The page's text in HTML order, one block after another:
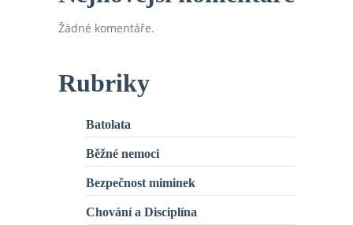
Žádné komentáře.
Rubriky
Batolata
Běžné nemoci
Bezpečnost miminek
Chování a Disciplína